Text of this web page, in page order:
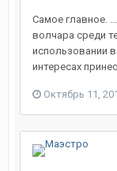
Самое главное.
волчара среди
использовании
интересах
Октябрь 11,